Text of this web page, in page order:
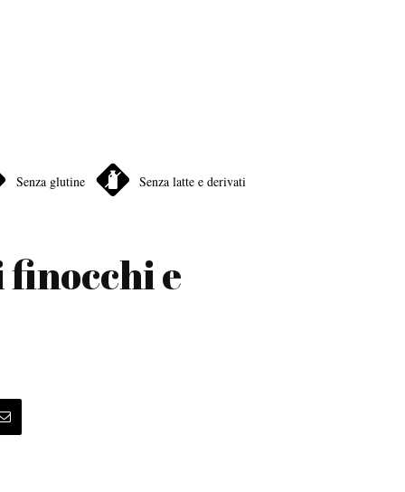
Senza glutine Senza latte e derivati
e